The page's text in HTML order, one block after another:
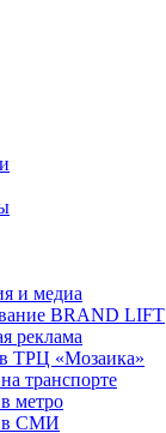
и медиа
BRAND LIFT
реклама
ТРЦ «Мозаика»
транспорте
метро
в СМИ